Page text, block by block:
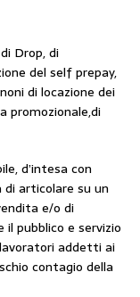
Drop, di
del self prepay,
di locazione dei
promozionale,di
d’intesa con
articolare su un
e/o di
pubblico e servizio
addetti ai
contagio della